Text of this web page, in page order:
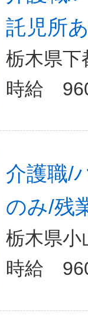
託児所
栃木県下
介護職/
のみ/残
栃木県小